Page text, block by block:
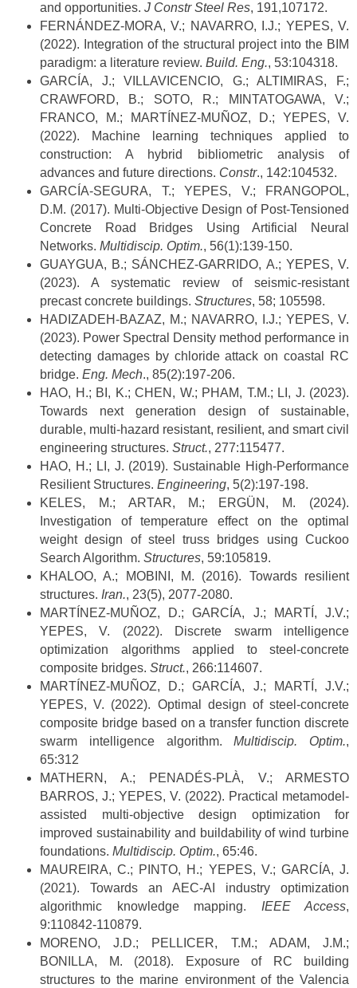
and opportunities. J Constr Steel Res, 191,107172.
FERNÁNDEZ-MORA, V.; NAVARRO, I.J.; YEPES, V.
(2022). Integration of the structural project into the BIM
paradigm: a literature review. Build. Eng., 53:104318.
GARCÍA, J.; VILLAVICENCIO, G.; ALTIMIRAS, F.;
CRAWFORD, B.; SOTO, R.; MINTATOGAWA, V.;
FRANCO, M.; MARTÍNEZ-MUÑOZ, D.; YEPES, V.
(2022). Machine learning techniques applied to
construction: A hybrid bibliometric analysis of
advances and future directions. Constr., 142:104532.
GARCÍA-SEGURA, T.; YEPES, V.; FRANGOPOL,
D.M. (2017). Multi-Objective Design of Post-Tensioned
Concrete Road Bridges Using Artificial Neural
Networks. Multidiscip. Optim., 56(1):139-150.
GUAYGUA, B.; SÁNCHEZ-GARRIDO, A.; YEPES, V.
(2023). A systematic review of seismic-resistant
precast concrete buildings. Structures, 58; 105598.
HADIZADEH-BAZAZ, M.; NAVARRO, I.J.; YEPES, V.
(2023). Power Spectral Density method performance in
detecting damages by chloride attack on coastal RC
bridge. Eng. Mech., 85(2):197-206.
HAO, H.; BI, K.; CHEN, W.; PHAM, T.M.; LI, J. (2023).
Towards next generation design of sustainable,
durable, multi-hazard resistant, resilient, and smart civil
engineering structures. Struct., 277:115477.
HAO, H.; LI, J. (2019). Sustainable High-Performance
Resilient Structures. Engineering, 5(2):197-198.
KELES, M.; ARTAR, M.; ERGÜN, M. (2024).
Investigation of temperature effect on the optimal
weight design of steel truss bridges using Cuckoo
Search Algorithm. Structures, 59:105819.
KHALOO, A.; MOBINI, M. (2016). Towards resilient
structures. Iran., 23(5), 2077-2080.
MARTÍNEZ-MUÑOZ, D.; GARCÍA, J.; MARTÍ, J.V.;
YEPES, V. (2022). Discrete swarm intelligence
optimization algorithms applied to steel-concrete
composite bridges. Struct., 266:114607.
MARTÍNEZ-MUÑOZ, D.; GARCÍA, J.; MARTÍ, J.V.;
YEPES, V. (2022). Optimal design of steel-concrete
composite bridge based on a transfer function discrete
swarm intelligence algorithm.Multidiscip. Optim.,
65:312
MATHERN, A.; PENADÉS-PLÀ, V.; ARMESTO
BARROS, J.; YEPES, V. (2022). Practical metamodel-
assisted multi-objective design optimization for
improved sustainability and buildability of wind turbine
foundations. Multidiscip. Optim., 65:46.
MAUREIRA, C.; PINTO, H.; YEPES, V.; GARCÍA, J.
(2021). Towards an AEC-AI industry optimization
algorithmic knowledge mapping. IEEE Access,
9:110842-110879.
MORENO, J.D.; PELLICER, T.M.; ADAM, J.M.;
BONILLA, M. (2018). Exposure of RC building
structures to the marine environment of the Valencia